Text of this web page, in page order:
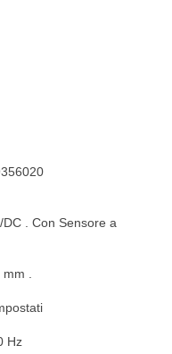
. Con Sensore a
.
Hz